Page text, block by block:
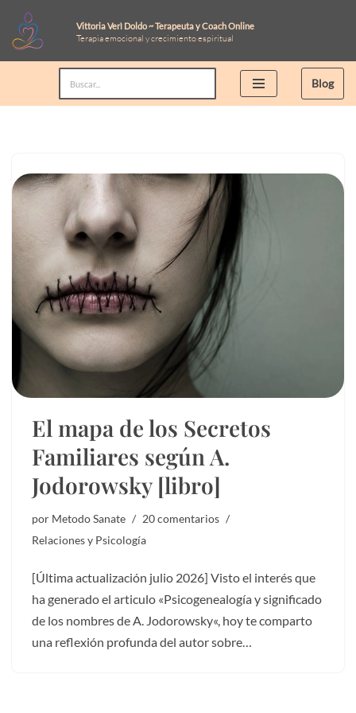
Saltar
al
Vittoria Verì Doldo ~ Terapeuta y Coach Online
Terapia emocional y crecimiento espiritual
Blog
El mapa de los Secretos
Familiares según A.
Jodorowsky [libro]
por Metodo Sanate
20 comentarios
Relaciones y Psicología
[Última actualización julio 2026] Visto el interés que
ha generado el articulo «Psicogenealogía y significado
de los nombres de A. Jodorowsky«, hoy te comparto
una reflexión profunda del autor sobre…